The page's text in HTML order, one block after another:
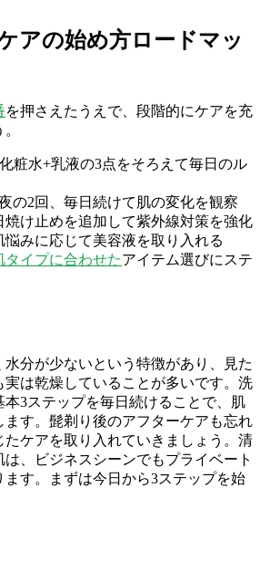
アの始め方ロードマッ
を押さえたうえで、段階的にケアを充
化粧水+乳液の3点をそろえて毎日のル
夜の2回、毎日続けて肌の変化を観察
焼け止めを追加して紫外線対策を強化
悩みに応じて美容液を取り入れる
タイプに合わせたアイテム選びにステ
分が少ないという特徴があり、見た
実は乾燥していることが多いです。洗
3ステップを毎日続けることで、肌
す。髭剃り後のアフターケアも忘れ
ケアを取り入れていきましょう。清
、ビジネスシーンでもプライベート
す。まずは今日から3ステップを始